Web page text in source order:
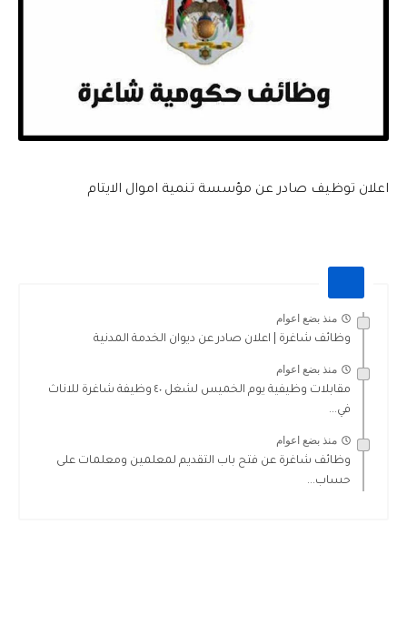
اعلان توظيف صادر عن مؤسسة تنمية اموال الايتام
منذ بضع اعوام
وظائف شاغرة | اعلان صادر عن ديوان الخدمة المدنية
منذ بضع اعوام
مقابلات وظيفية يوم الخميس لشغل ٤٠ وظيفة شاغرة للاناث
في...
منذ بضع اعوام
وظائف شاغرة عن فتح باب التقديم لمعلمين ومعلمات على
حساب...